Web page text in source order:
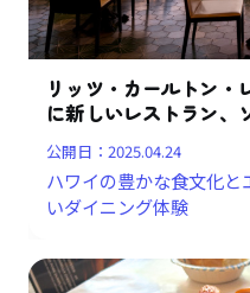
リッツ・カールトン・
に新しいレストラン、
公開日：2025.04.24
ハワイの豊かな食文化
いダイニング体験